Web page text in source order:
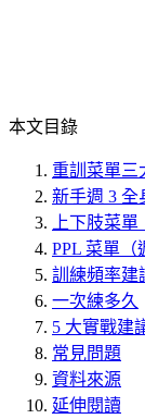
本文目錄
重訓菜單三
新手週 3 全
上下肢菜單
PPL 菜單（
訓練頻率建
一次練多久
5 大實戰建
常見問題
資料來源
延伸閱讀